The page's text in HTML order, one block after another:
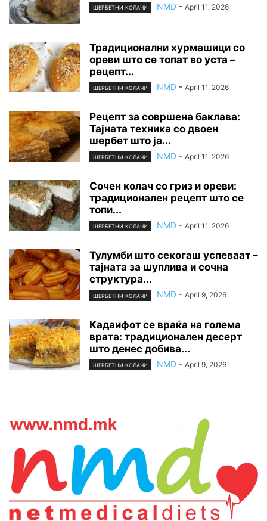
ШЕРБЕТНИ КОЛАЧИ NMD - April 11, 2026
Традиционални хурмашици со
ореви што се топат во уста –
рецепт...
ШЕРБЕТНИ КОЛАЧИ NMD - April 11, 2026
Рецепт за совршена баклава:
Тајната техника со двоен
шербет што ја...
ШЕРБЕТНИ КОЛАЧИ NMD - April 11, 2026
Сочен колач со гриз и ореви:
традиционален рецепт што се
топи...
ШЕРБЕТНИ КОЛАЧИ NMD - April 11, 2026
Тулумби што секогаш успеваат –
тајната за шуплива и сочна
структура...
ШЕРБЕТНИ КОЛАЧИ NMD - April 9, 2026
Кадаифот се враќа на голема
врата: традиционален десерт
што денес добива...
ШЕРБЕТНИ КОЛАЧИ NMD - April 9, 2026